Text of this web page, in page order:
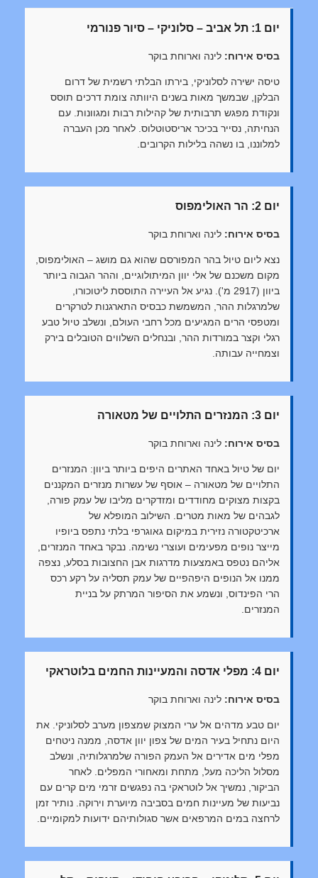
יום 1: תל אביב – סלוניקי – סיור פנורמי
בסיס אירוח: לינה וארוחת בוקר
טיסה ישירה לסלוניקי, בירתו הבלתי רשמית של דרום
הבלקן, שבמשך מאות בשנים היוותה צומת דרכים תוסס
ונקודת מפגש תרבותית של קהילות רבות ומגוונות. עם
הנחיתה, נסייר בכיכר אריסטוטלוס. לאחר מכן העברה
למלוננו, בו נשהה בלילות הקרובים.
יום 2: הר האולימפוס
בסיס אירוח: לינה וארוחת בוקר
נצא ליום טיול בהר המפורסם שהוא גם מושג – האולימפוס,
מקום משכנם של אלי יוון המיתולוגיים, וההר הגבוה ביותר
ביוון (2917 מ'). נגיע אל העיירה התוססת ליטוכורו,
שלמרגלות ההר, המשמשת כבסיס התארגנות לטרקרים
ומטפסי הרים המגיעים מכל רחבי העולם, ונשלב טיול טבע
רגלי וקצר במורדות ההר, ובנחלים השלווים הטובלים בירק
וצמחייה עבותה.
יום 3: המנזרים התלויים של מטאורה
בסיס אירוח: לינה וארוחת בוקר
יום של טיול באחד האתרים היפים ביותר ביוון: המנזרים
התלויים של מטאורה – אוסף של עשרות מנזרים המקננים
בקצות מצוקים מחודדים ומזדקרים מליבו של עמק פורה,
לגבהים של מאות מטרים. השילוב המופלא של
ארכיטקטורה נזירית במיקום גאוגרפי בלתי נתפס ביופיו
מייצר נופים מפעימים ועוצרי נשימה. נבקר באחד המנזרים,
אליהם נטפס באמצעות מדרגות אבן החצובות בסלע, נצפה
ממנו אל הנופים היפהפיים של עמק תסליה על רקע רכס
הרי הפינדוס, ונשמע את הסיפור המרתק על בניית
המנזרים.
יום 4: מפלי אדסה והמעיינות החמים בלוטראקי
בסיס אירוח: לינה וארוחת בוקר
יום טבע מדהים אל ערי המצוק שמצפון מערב לסלוניקי. את
היום נתחיל בעיר המים של צפון יוון אדסה, ממנה ניטחים
מפלי מים אדירים אל העמק הפורה שלמרגלותיה, ונשלב
מסלול הליכה מעל, מתחת ומאחורי המפלים. לאחר
הביקור, נמשיך אל לוטראקי בה נפגשים זרמי מים קרים עם
נביעות של מעיינות חמים בסביבה מיוערת וירוקה. נותיר זמן
לרחצה במים המרפאים אשר סגולותיהם ידועות למקומיים.